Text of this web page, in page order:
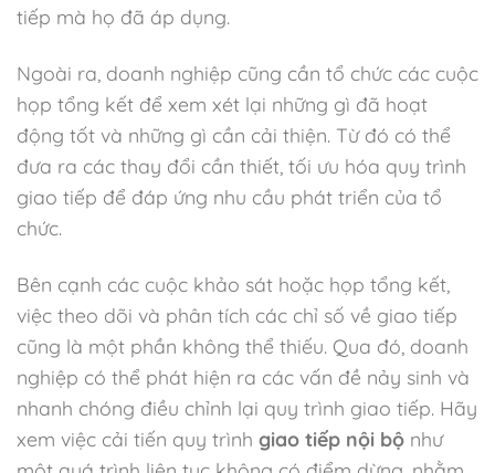
tiếp mà họ đã áp dụng.
Ngoài ra, doanh nghiệp cũng cần tổ chức các cuộc
họp tổng kết để xem xét lại những gì đã hoạt
động tốt và những gì cần cải thiện. Từ đó có thể
đưa ra các thay đổi cần thiết, tối ưu hóa quy trình
giao tiếp để đáp ứng nhu cầu phát triển của tổ
chức.
Bên cạnh các cuộc khảo sát hoặc họp tổng kết,
việc theo dõi và phân tích các chỉ số về giao tiếp
cũng là một phần không thể thiếu. Qua đó, doanh
nghiệp có thể phát hiện ra các vấn đề nảy sinh và
nhanh chóng điều chỉnh lại quy trình giao tiếp. Hãy
xem việc cải tiến quy trình giao tiếp nội bộ như